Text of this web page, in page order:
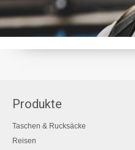
Produkte
Taschen & Rucksäcke
Reisen